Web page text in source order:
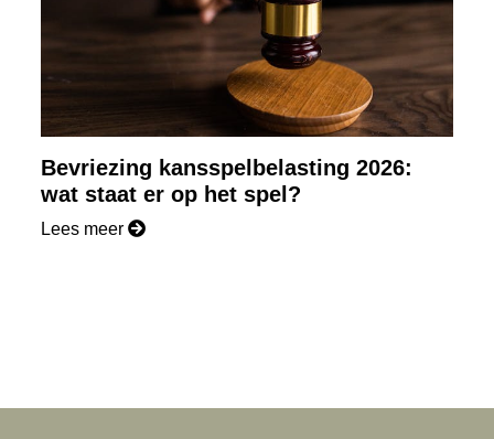
Bevriezing kansspelbelasting 2026:
wat staat er op het spel?
Lees meer